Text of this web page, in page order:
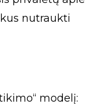
nutraukti
modelį: